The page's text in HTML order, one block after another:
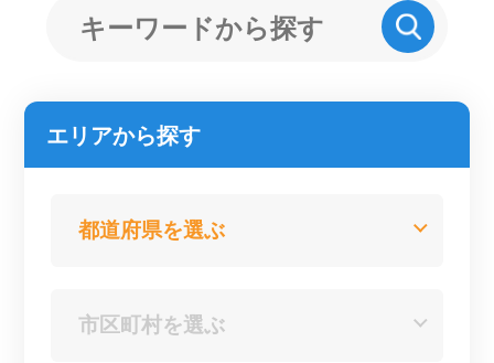
エリアから探す